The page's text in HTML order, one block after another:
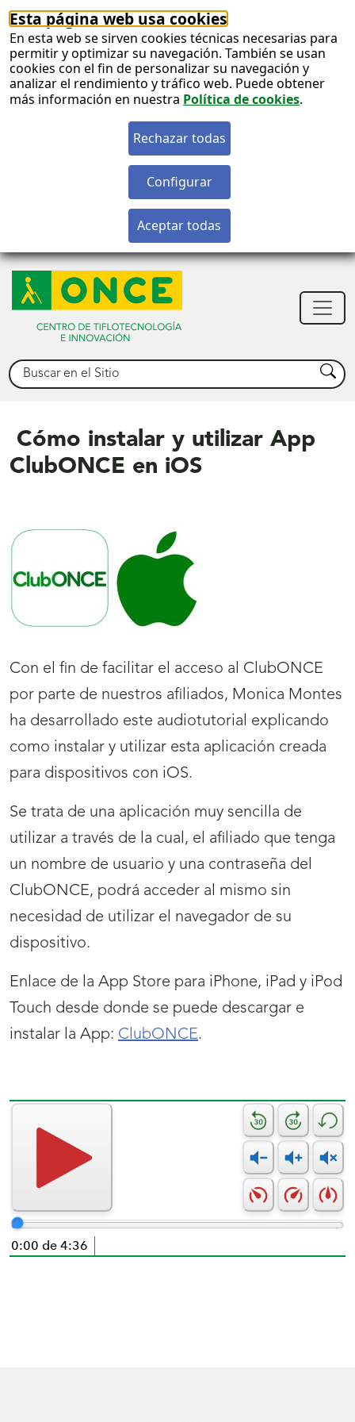
Esta página web usa cookies
En esta web se sirven cookies técnicas necesarias para
permitir y optimizar su navegación. También se usan
cookies con el fin de personalizar su navegación y
analizar el rendimiento y tráfico web. Puede obtener
más información en nuestra Política de cookies.
Buscar Buscar
Cómo instalar y utilizar App
ClubONCE en iOS
Con el fin de facilitar el acceso al ClubONCE
por parte de nuestros afiliados, Monica Montes
ha desarrollado este audiotutorial explicando
como instalar y utilizar esta aplicación creada
para dispositivos con iOS.
Se trata de una aplicación muy sencilla de
utilizar a través de la cual, el afiliado que tenga
un nombre de usuario y una contraseña del
ClubONCE, podrá acceder al mismo sin
necesidad de utilizar el navegador de su
dispositivo.
Enlace de la App Store para iPhone, iPad y iPod
Touch desde donde se puede descargar e
instalar la App: ClubONCE.